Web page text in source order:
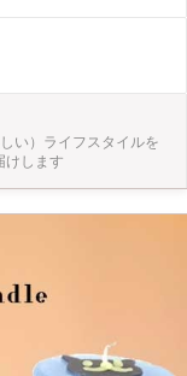
い）ライフスタイルを
けします